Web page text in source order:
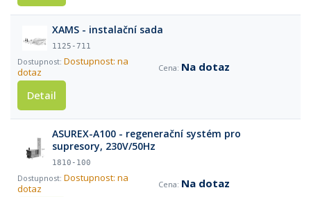
XAMS - instalační sada
1125-711
Dostupnost: na
dotaz
Na dotaz
Detail
ASUREX-A100 - regenerační systém pro
supresory, 230V/50Hz
1810-100
Dostupnost: na
dotaz
Na dotaz